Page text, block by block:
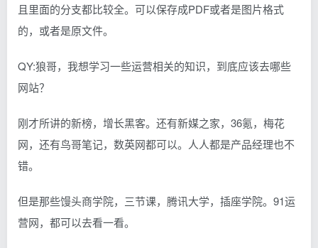
且里面的分支都比较全。可以保存成PDF或者是图片格式
的，或者是原文件。
QY:狼哥，我想学习一些运营相关的知识，到底应该去哪些
网站？
刚才所讲的新榜，增长黑客。还有新媒之家，36氪，梅花
网，还有鸟哥笔记，数英网都可以。人人都是产品经理也不
错。
但是那些馒头商学院，三节课，腾讯大学，插座学院。91运
营网，都可以去看一看。